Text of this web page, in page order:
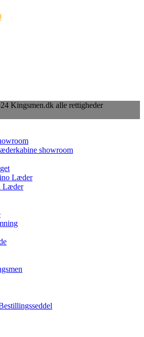
Kingsmen.dk alle rettigheder
showroom
Læder
Læder